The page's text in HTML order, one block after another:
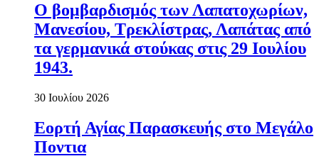
Ο βομβαρδισμός των Λαπατοχωρίων,
Μανεσίου, Τρεκλίστρας, Λαπάτας από
τα γερμανικά στούκας στις 29 Ιουλίου
1943.
30 Ιουλίου 2026
Εορτή Αγίας Παρασκευής στο Μεγάλο
Ποντια